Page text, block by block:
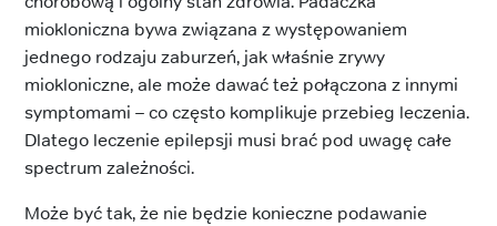
miokloniczna bywa związana z występowaniem
jednego rodzaju zaburzeń, jak właśnie zrywy
miokloniczne, ale może dawać też połączona z innymi
symptomami – co często komplikuje przebieg leczenia.
Dlatego leczenie epilepsji musi brać pod uwagę całe
spectrum zależności.
Może być tak, że nie będzie konieczne podawanie